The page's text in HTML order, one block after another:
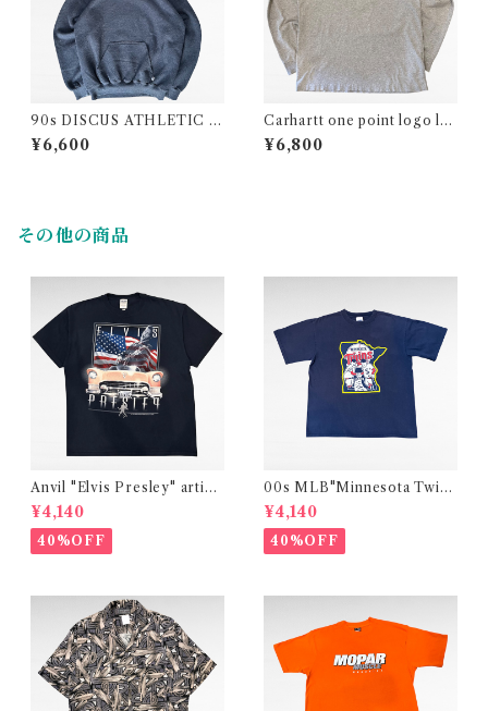
90s DISCUS ATHLETIC pl
ain sweat parka
¥6,600
Carhartt one point logo lo
ng sleeve pocket t-shirt
¥6,800
その他の商品
Anvil "Elvis Presley" artist
print t-shirt
¥4,140
40%OFF
00s MLB"Minnesota Twin
s"print t-shirt
¥4,140
40%OFF